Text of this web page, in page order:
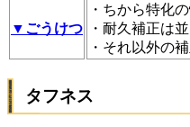
▼ごうけつ
・ちから特化
・耐久補正は並
・それ以外の
タフネス